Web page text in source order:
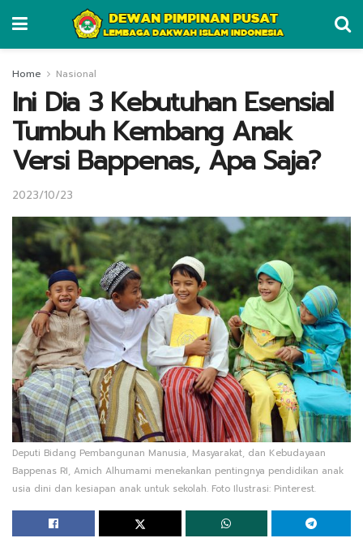
Home Nasional
Ini Dia 3 Kebutuhan Esensial
Tumbuh Kembang Anak
Versi Bappenas, Apa Saja?
2023/10/23
Deputi Bidang Pembangunan Manusia, Masyarakat, dan Kebudayaan
Bappenas RI, Amich Alhumami menekankan pentingnya pendidikan anak
usia dini dan kesiapan anak untuk sekolah. Foto Ilustrasi: Pinterest.